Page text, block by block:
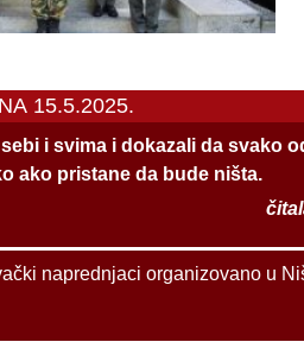
15.5.2025.
i svima i dokazali da svako
ako pristane da bude ništa.
naprednjaci organizovano u